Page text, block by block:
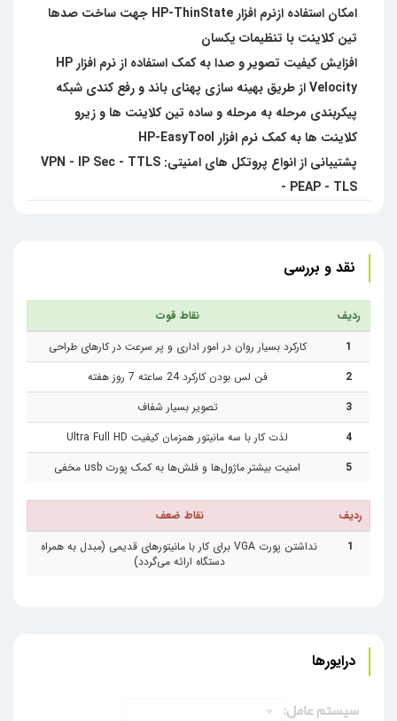
امکان استفاده ازنرم افزار HP-ThinState جهت ساخت صدها
تین کلاینت با تنظیمات یکسان
افزایش کیفیت تصویر و صدا به کمک استفاده از نرم افزار HP
Velocity از طریق بهینه سازی پهنای باند و رفع کندی شبکه
پیکربندی مرحله به مرحله و ساده تین کلاینت ها و زیرو
کلاینت ها به کمک نرم افزار HP-EasyTool
پشتیبانی از انواع پروتکل های امنیتی: VPN - IP Sec - TTLS
- PEAP - TLS
نقد و بررسی
ردیف
نقاط قوت
1
کارکرد بسیار روان در امور اداری و پر سرعت در کارهای طراحی
2
فن لس بودن کارکرد 24 ساعته 7 روز هفته
3
تصویر بسیار شفاف
4
لذت کار با سه مانیتور همزمان کیفیت Ultra Full HD
5
امنیت بیشتر ماژول‌ها و فلش‌ها به کمک پورت usb مخفی
ردیف
نقاط ضعف
1
نداشتن پورت VGA برای کار با مانیتورهای قدیمی (مبدل به همراه
دستگاه ارائه می‌گردد)
درایورها